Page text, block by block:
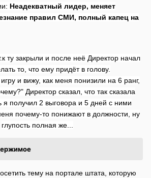
Неадекватный лидер, меняет
правил СМИ, полный капец на
ту закрыли и после неё Директор начал
то, что ему придёт в голову.
и вижу, как меня понизили на 6 ранг,
Директор сказал, что так сказала
я получил 2 выговора и 5 дней с ними
почему-то понижают в должности, ну
глупость полная же...
тему на портале штата, которую